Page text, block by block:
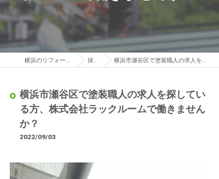
横浜のリフォーム営業は株式会社LUCKROOM 採用ブログ 横浜市瀬谷区で塗装職人の求人を探している方、株式会社ラックルームで働きませんか？
横浜市瀬谷区で塗装職人の求人を探してい
る方、株式会社ラックルームで働きません
か？
2022/09/03